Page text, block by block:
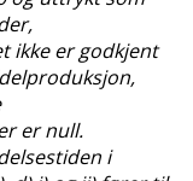
ikke er godkjent
er null.
i